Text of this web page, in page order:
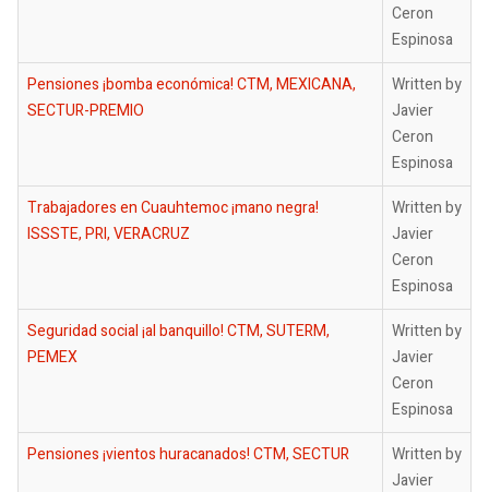
Ceron
Espinosa
Pensiones ¡bomba económica! CTM, MEXICANA,
SECTUR-PREMIO
Written by
Javier
Ceron
Espinosa
Trabajadores en Cuauhtemoc ¡mano negra!
ISSSTE, PRI, VERACRUZ
Written by
Javier
Ceron
Espinosa
Seguridad social ¡al banquillo! CTM, SUTERM,
PEMEX
Written by
Javier
Ceron
Espinosa
Pensiones ¡vientos huracanados! CTM, SECTUR
Written by
Javier